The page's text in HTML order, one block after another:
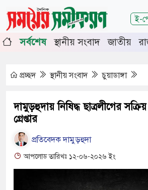
ই-
শিরোনাম
চুয়াডাঙ্গা-মেহেরপুরে জামায়াতের
সিনিয়র জেলা জজ রফিকুল ইসলাম
সর্বশেষ স্থানীয় সংবাদ জাতীয়
প্রচ্ছদ স্থানীয় সংবাদ চুয়াডাঙ্গা
দামুড়হুদায় নিষিদ্ধ ছাত্রলীগের
গ্রেপ্তার
প্রতিবেদক দামুড়হুদা
আপলোড তারিখঃ ১২-০৬-২০২৬ ইং